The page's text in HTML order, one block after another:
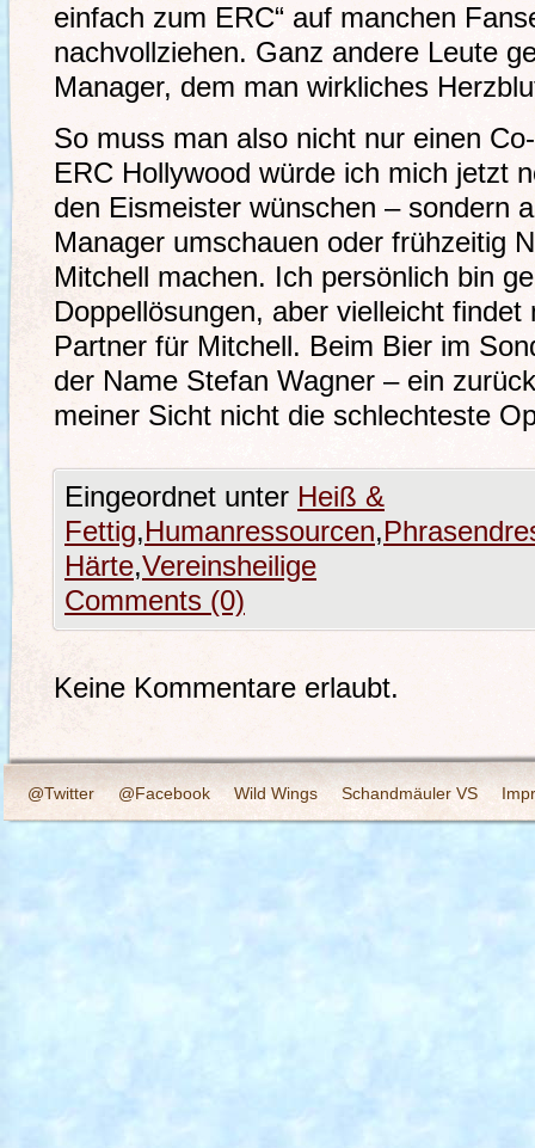
einfach zum ERC“ auf manchen
nachvollziehen. Ganz andere Leute
Manager, dem man wirkliches
So muss man also nicht nur einen
ERC Hollywood würde ich mich jetzt
den Eismeister wünschen – sondern
Manager umschauen oder frühzeitig
Mitchell machen. Ich persönlich bin
Doppellösungen, aber vielleicht
Partner für Mitchell. Beim Bier im
der Name Stefan Wagner – ein
meiner Sicht nicht die schlechteste
Eingeordnet unter Heiß &
Fettig,Humanressourcen,
Härte,Vereinsheilige
Comments (0)
Keine Kommentare erlaubt.
@Twitter @Facebook Wild Wings Schandmäuler VS